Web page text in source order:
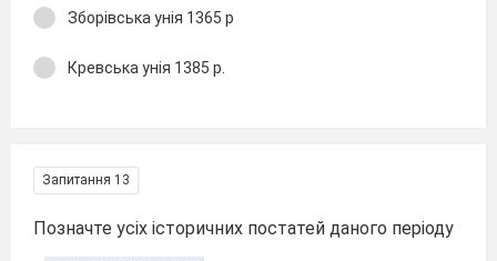
Зборівська унія 1365 р
Кревська унія 1385 р.
Запитання 13
Позначте усіх історичних постатей даного періоду